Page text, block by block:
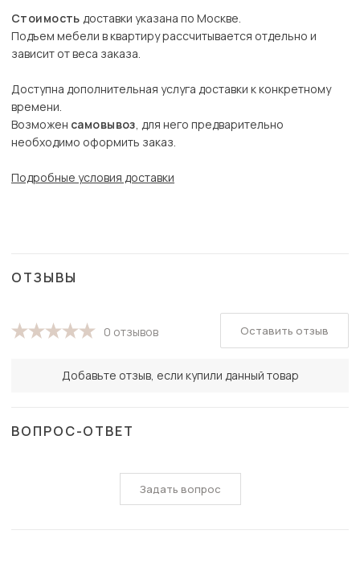
Стоимость доставки указана по Москве.
Подъем мебели в квартиру рассчитывается отдельно и
зависит от веса заказа.
Доступна дополнительная услуга доставки к конкретному
времени.
Возможен самовывоз, для него предварительно
необходимо оформить заказ.
Подробные условия доставки
ОТЗЫВЫ
0 отзывов
Добавьте отзыв, если купили данный товар
Оставить отзыв
ВОПРОС-ОТВЕТ
Задать вопрос